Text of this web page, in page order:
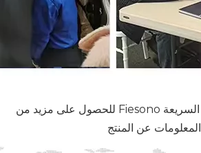
▼اتبع رمز الاستجابة السريعة Fiesono للحصول على مزيد من
المعلومات عن المنتج